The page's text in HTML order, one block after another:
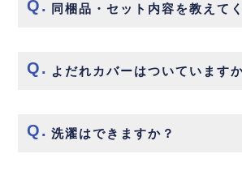
同梱品・セット内容を教えて
よだれカバーはついています
洗濯はできますか？